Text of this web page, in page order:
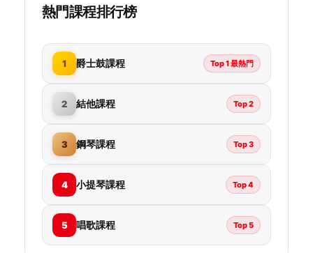
熱門課程排行榜
1 爵士鼓課程 Top 1 最熱門
2 結他課程 Top 2
3 鋼琴課程 Top 3
4 小提琴課程 Top 4
5 唱歌課程 Top 5